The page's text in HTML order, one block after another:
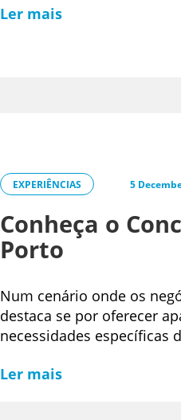
Ler mais
EXPERIÊNCIAS 5
Conheça o
Porto
Num cenário onde os
destaca se por oferecer
necessidades específicas
Ler mais